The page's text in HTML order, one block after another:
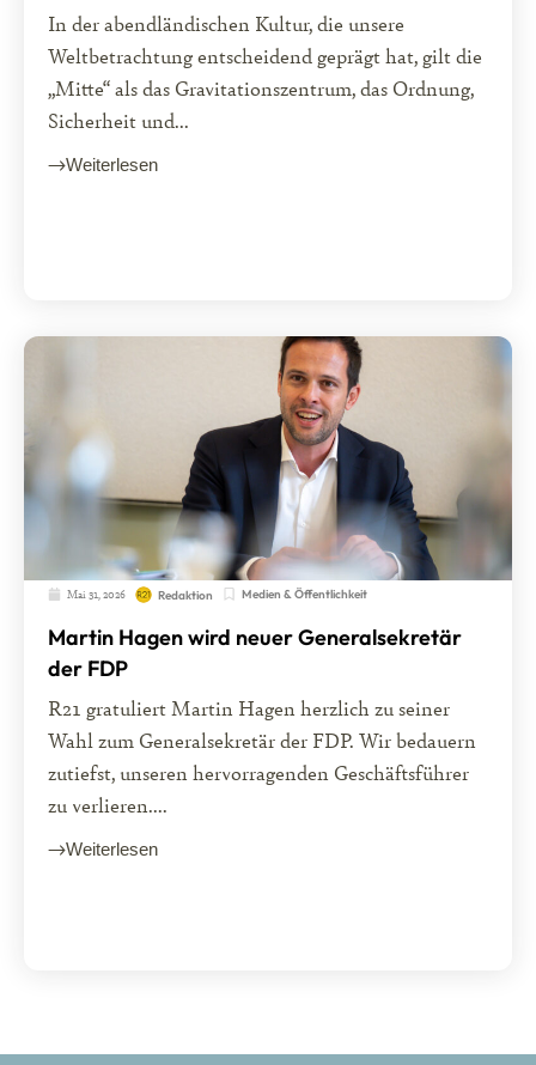
In der abendländischen Kultur, die unsere
Weltbetrachtung entscheidend geprägt hat, gilt die
„Mitte“ als das Gravitationszentrum, das Ordnung,
Sicherheit und...
Weiterlesen
Mai 31, 2026 Redaktion Medien & Öffentlichkeit
Martin Hagen wird neuer Generalsekretär
der FDP
R21 gratuliert Martin Hagen herzlich zu seiner
Wahl zum Generalsekretär der FDP. Wir bedauern
zutiefst, unseren hervorragenden Geschäftsführer
zu verlieren....
Weiterlesen